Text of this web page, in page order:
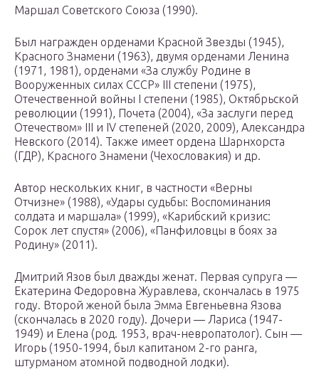
Маршал Советского Союза (1990).
Был награжден орденами Красной Звезды (1945),
Красного Знамени (1963), двумя орденами Ленина
(1971, 1981), орденами «За службу Родине в
Вооруженных силах СССР» III степени (1975),
Отечественной войны I степени (1985), Октябрьской
революции (1991), Почета (2004), «За заслуги перед
Отечеством» III и IV степеней (2020, 2009), Александра
Невского (2014). Также имеет ордена Шарнхорста
(ГДР), Красного Знамени (Чехословакия) и др.
Автор нескольких книг, в частности «Верны
Отчизне» (1988), «Удары судьбы: Воспоминания
солдата и маршала» (1999), «Карибский кризис:
Сорок лет спустя» (2006), «Панфиловцы в боях за
Родину» (2011).
Дмитрий Язов был дважды женат. Первая супруга —
Екатерина Федоровна Журавлева, скончалась в 1975
году. Второй женой была Эмма Евгеньевна Язова
(скончалась в 2020 году). Дочери — Лариса (1947-
1949) и Елена (род. 1953, врач-невропатолог). Сын —
Игорь (1950-1994, был капитаном 2-го ранга,
штурманом атомной подводной лодки).